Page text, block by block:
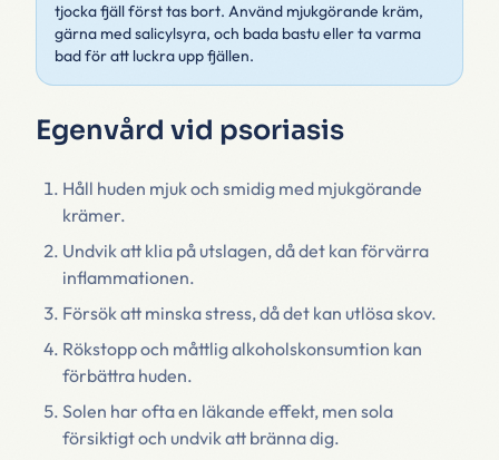
tjocka fjäll först tas bort. Använd mjukgörande kräm,
gärna med salicylsyra, och bada bastu eller ta varma
bad för att luckra upp fjällen.
Egenvård vid psoriasis
Håll huden mjuk och smidig med mjukgörande
krämer.
Undvik att klia på utslagen, då det kan förvärra
inflammationen.
Försök att minska stress, då det kan utlösa skov.
Rökstopp och måttlig alkoholskonsumtion kan
förbättra huden.
Solen har ofta en läkande effekt, men sola
försiktigt och undvik att bränna dig.